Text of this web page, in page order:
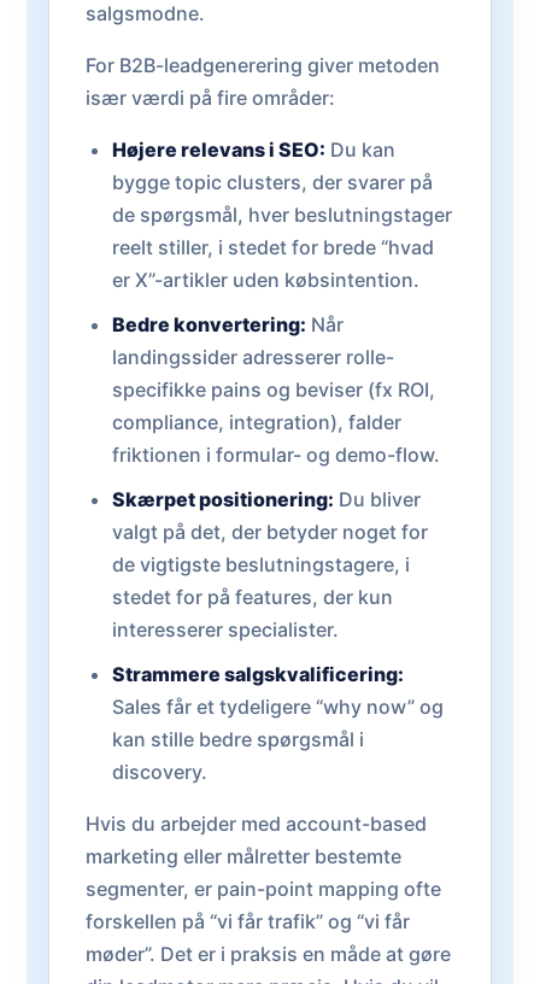
salgsmodne.
For B2B-leadgenerering giver metoden
især værdi på fire områder:
Højere relevans i SEO: Du kan
bygge topic clusters, der svarer på
de spørgsmål, hver beslutningstager
reelt stiller, i stedet for brede “hvad
er X”-artikler uden købsintention.
Bedre konvertering: Når
landingssider adresserer rolle-
specifikke pains og beviser (fx ROI,
compliance, integration), falder
friktionen i formular- og demo-flow.
Skærpet positionering: Du bliver
valgt på det, der betyder noget for
de vigtigste beslutningstagere, i
stedet for på features, der kun
interesserer specialister.
Strammere salgskvalificering:
Sales får et tydeligere “why now” og
kan stille bedre spørgsmål i
discovery.
Hvis du arbejder med account-based
marketing eller målretter bestemte
segmenter, er pain-point mapping ofte
forskellen på “vi får trafik” og “vi får
møder”. Det er i praksis en måde at gøre